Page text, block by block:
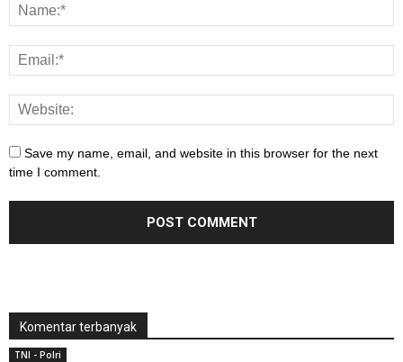
Save my name, email, and website in this browser for the next
time I comment.
Komentar terbanyak
TNI - Polri